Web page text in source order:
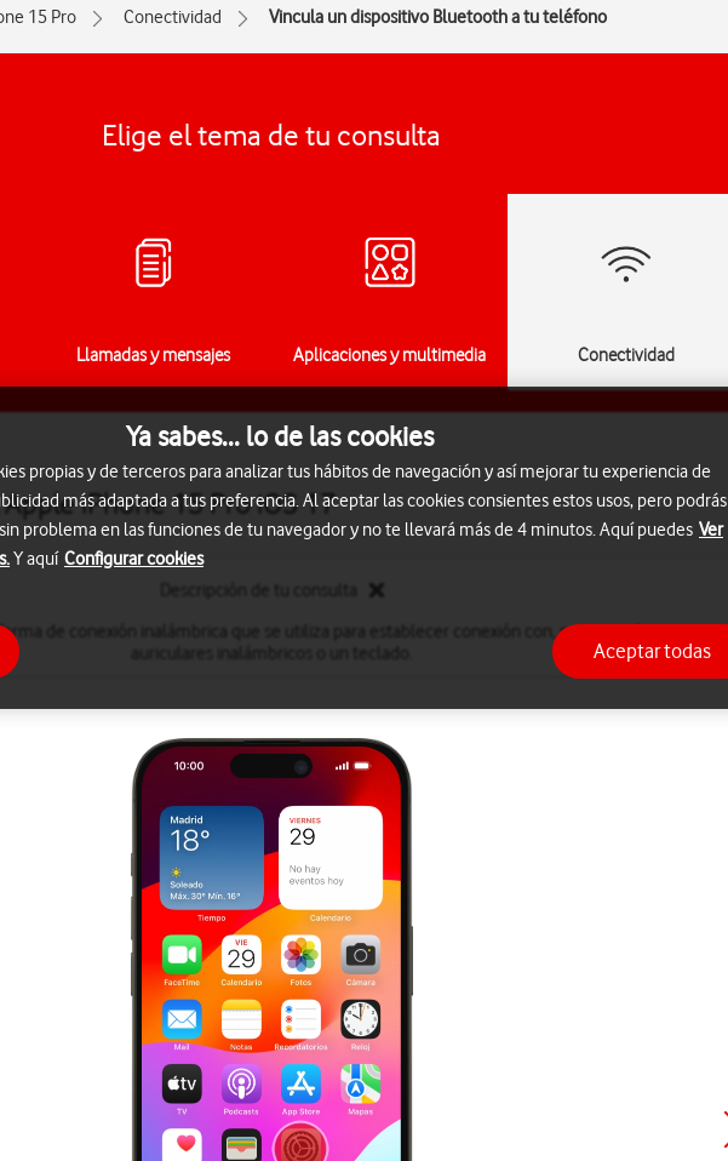
15 Pro Conectividad Vincula un dispositivo Bluetooth a tu teléfono
Elige el tema de tu consulta
Llamadas y mensajes Aplicaciones y multimedia Conectividad
iPhone 15 Pro iOS 17
de conexión inalámbrica que se utiliza para establecer conexión con, por ejemplo, unos
Ya sabes... lo de las cookies
propias y de terceros para analizar tus hábitos de navegación y así mejorar tu experiencia de
más adaptada a tus preferencia. Al aceptar las cookies consientes estos usos, pero podrás
problema en las funciones de tu navegador y no te llevará más de 4 minutos. Aquí puedes Ver
Y aquí Configurar cookies
Aceptar todas